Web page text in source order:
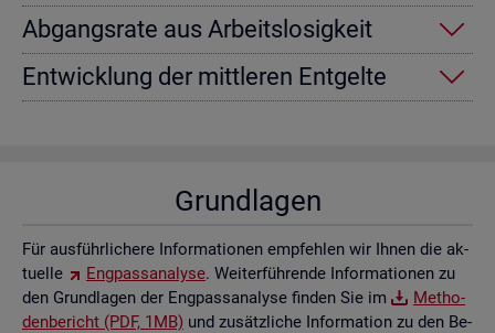
Ab­gangs­ra­te aus Ar­beits­lo­sig­keit
Ent­wick­lung der mitt­le­ren Ent­gel­te
Grund­la­gen
Für aus­führ­li­che­re In­for­ma­tio­nen emp­feh­len wir Ihnen die ak­
tu­el­le
Eng­pass­ana­ly­se. Wei­ter­füh­ren­de In­for­ma­tio­nen zu
den Grund­la­gen der Eng­pass­ana­ly­se fin­den Sie im
Me­tho­
den­be­richt (PDF, 1MB) und zu­sätz­li­che In­for­ma­ti­on zu den Be­